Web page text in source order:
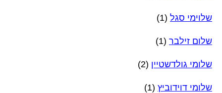
שלוימי סגל (1)
שלום זילבר (1)
שלומי גולדשטיין (2)
שלומי דוידוביץ (1)